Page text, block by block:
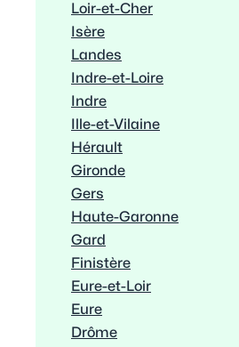
Loir-et-Cher
Isère
Landes
Indre-et-Loire
Indre
Ille-et-Vilaine
Hérault
Gironde
Gers
Haute-Garonne
Gard
Finistère
Eure-et-Loir
Eure
Drôme